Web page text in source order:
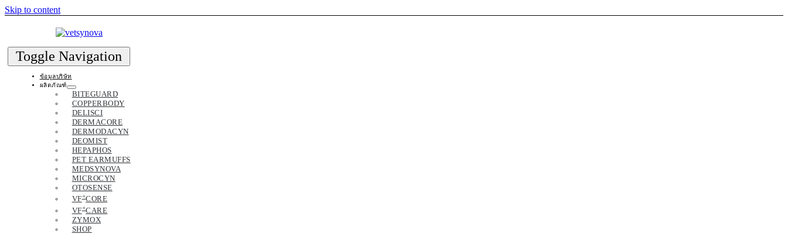
Skip to content
Toggle Navigation
ข้อมูลบริษัท
ผลิตภัณฑ์
BITEGUARD
COPPERBODY
DELISCI
DERMACORE
DERMODACYN
DEOMIST
HEPAPHOS
PET EARMUFFS
MEDSYNOVA
MICROCYN
OTOSENSE
VF+CORE
VF+CARE
ZYMOX
SHOP